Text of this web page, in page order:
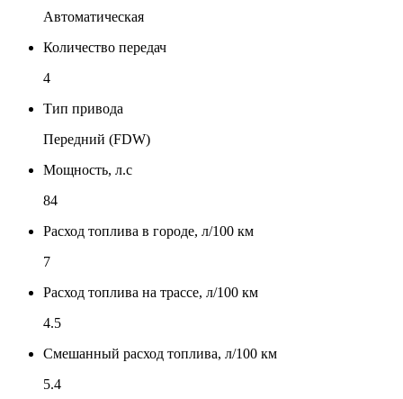
Автоматическая
Количество передач
4
Тип привода
Передний (FDW)
Мощность, л.с
84
Расход топлива в городе, л/100 км
7
Расход топлива на трассе, л/100 км
4.5
Смешанный расход топлива, л/100 км
5.4